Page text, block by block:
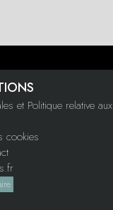
et Politique relative aux
cookies